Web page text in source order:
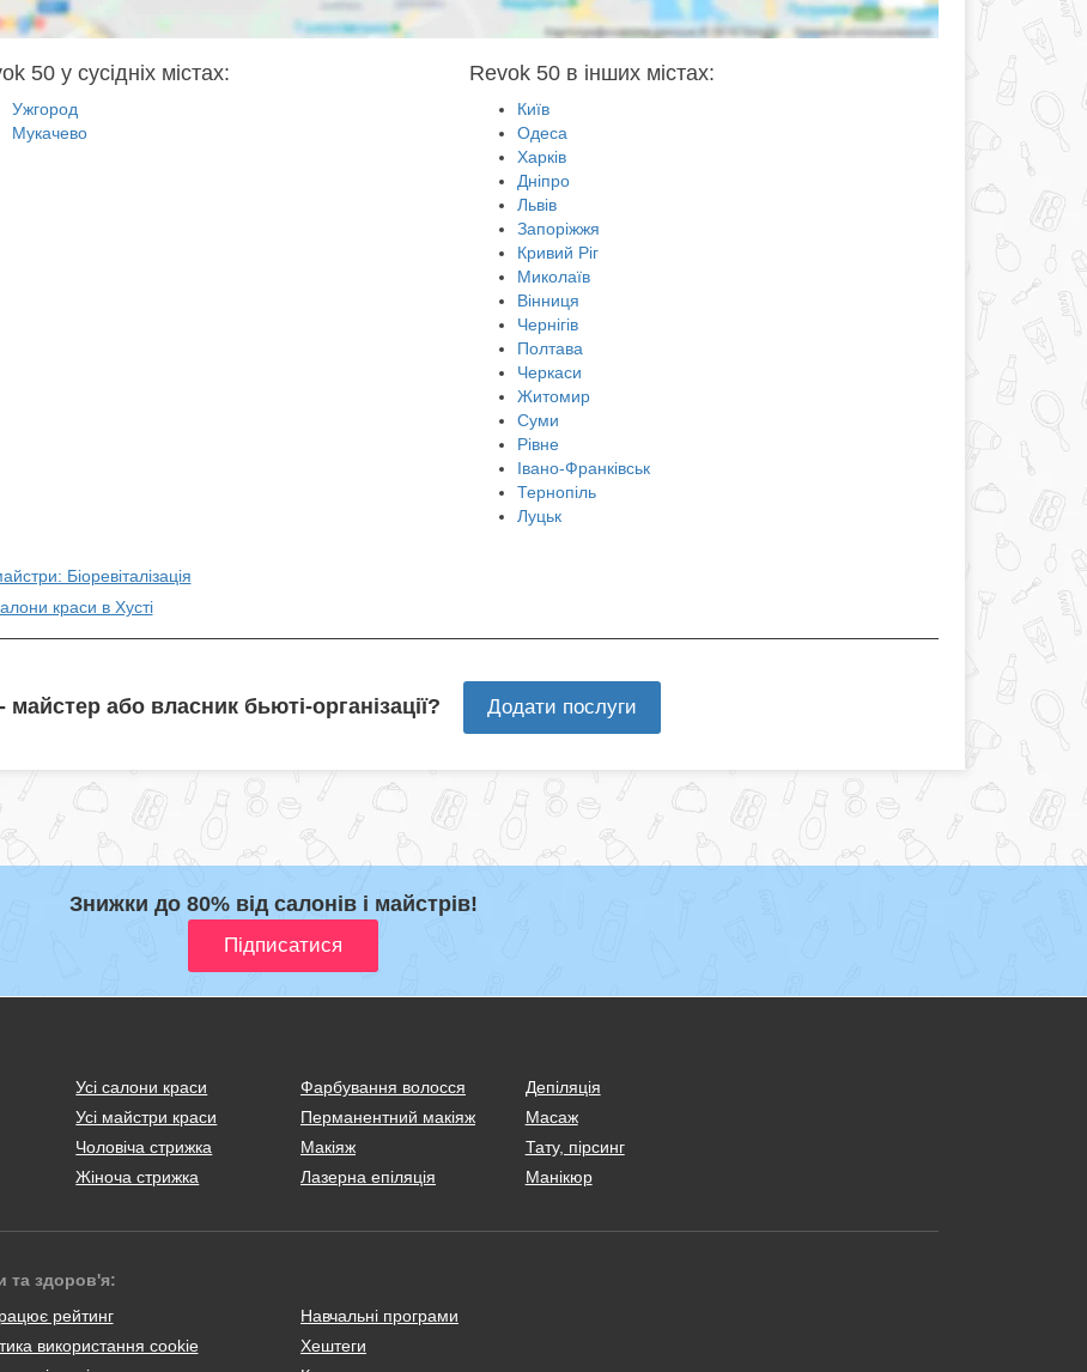
50 у сусідніх містах:
Ужгород
Мукачево
Revok 50 в інших містах:
Київ
Одеса
Харків
Дніпро
Львів
Запоріжжя
Кривий Ріг
Миколаїв
Вінниця
Чернігів
Полтава
Черкаси
Житомир
Суми
Рівне
Івано-Франківськ
Тернопіль
Луцьк
Біоревіталізація
краси в Хусті
майстер або власник бьюті-організації? Додати послуги
Знижки до 80% від салонів і майстрів!
Усі салони краси
Усі майстри краси
Чоловіча стрижка
Жіноча стрижка
Фарбування волосся
Перманентний макіяж
Макіяж
Лазерна епіляція
Депіляція
Масаж
Тату, пірсинг
Манікюр
та здоров'я:
рейтинг
використання cookie
Навчальні програми
Хештеги